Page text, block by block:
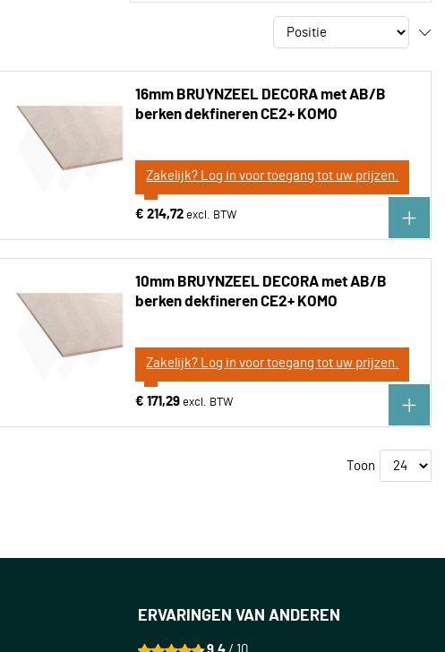
16mm BRUYNZEEL DECORA met AB/B
berken dekfineren CE2+ KOMO
Zakelijk? Log in voor toegang tot uw prijzen.
€ 214,72
10mm BRUYNZEEL DECORA met AB/B
berken dekfineren CE2+ KOMO
Zakelijk? Log in voor toegang tot uw prijzen.
€ 171,29
Toon
ERVARINGEN VAN ANDEREN